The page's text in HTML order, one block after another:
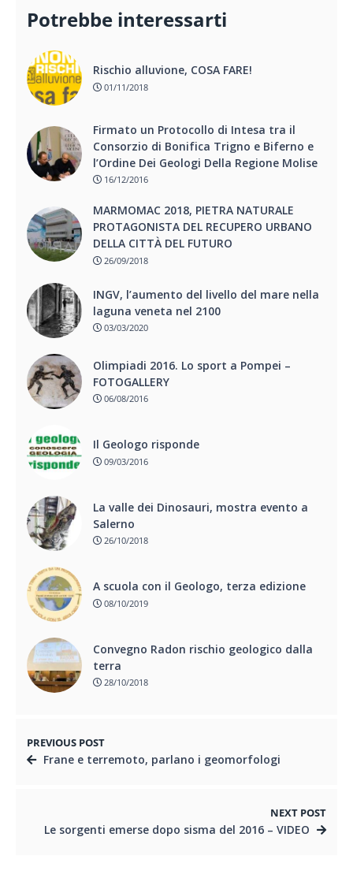
Potrebbe interessarti
Rischio alluvione, COSA FARE!
01/11/2018
Firmato un Protocollo di Intesa tra il
Consorzio di Bonifica Trigno e Biferno e
l’Ordine Dei Geologi Della Regione Molise
16/12/2016
MARMOMAC 2018, PIETRA NATURALE
PROTAGONISTA DEL RECUPERO URBANO
DELLA CITTÀ DEL FUTURO
26/09/2018
INGV, l’aumento del livello del mare nella
laguna veneta nel 2100
03/03/2020
Olimpiadi 2016. Lo sport a Pompei –
FOTOGALLERY
06/08/2016
Il Geologo risponde
09/03/2016
La valle dei Dinosauri, mostra evento a
Salerno
26/10/2018
A scuola con il Geologo, terza edizione
08/10/2019
Convegno Radon rischio geologico dalla
terra
28/10/2018
PREVIOUS POST
Frane e terremoto, parlano i geomorfologi
NEXT POST
Le sorgenti emerse dopo sisma del 2016 – VIDEO